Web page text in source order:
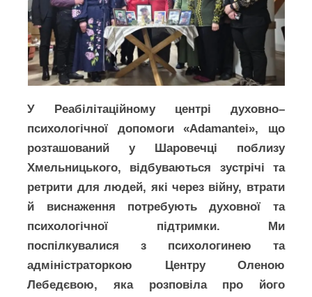
У Реабілітаційному центрі духовно–
психологічної допомоги «Adamantei», що
розташований у Шаровечці поблизу
Хмельницького, відбуваються зустрічі та
ретрити для людей, які через війну, втрати
й виснаження потребують духовної та
психологічної підтримки. Ми
поспілкувалися з психологинею та
адміністраторкою Центру Оленою
Лебедєвою, яка розповіла про його